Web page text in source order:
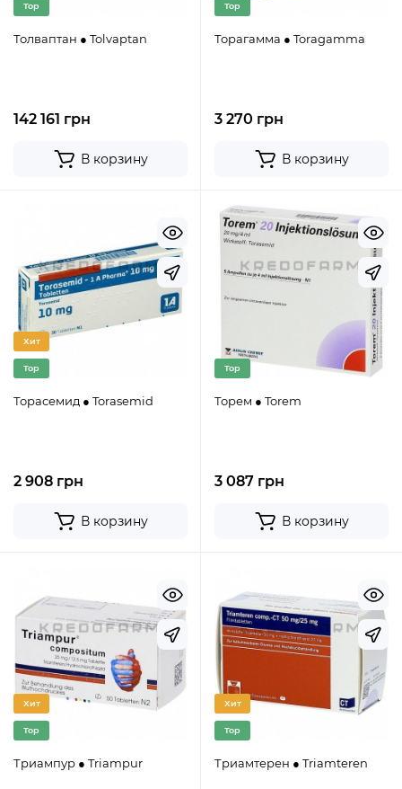
Top
Толваптан ● Tolvaptan
142 161 грн
В корзину
Top
Торагамма ● Toragamma
3 270 грн
В корзину
Хит
Top
Торасемид ● Torasemid
2 908 грн
В корзину
Top
Торем ● Torem
3 087 грн
В корзину
Хит
Top
Триампур ● Triampur
Хит
Top
Триамтерен ● Triamteren